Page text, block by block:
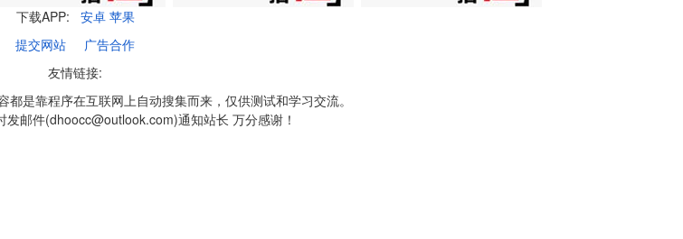
下载APP: 安卓 苹果
提交网站
广告合作
友情链接:
是靠程序在互联网上自动搜集而来，仅供测试和学习交流。
邮件(dhoocc@outlook.com)通知站长 万分感谢！